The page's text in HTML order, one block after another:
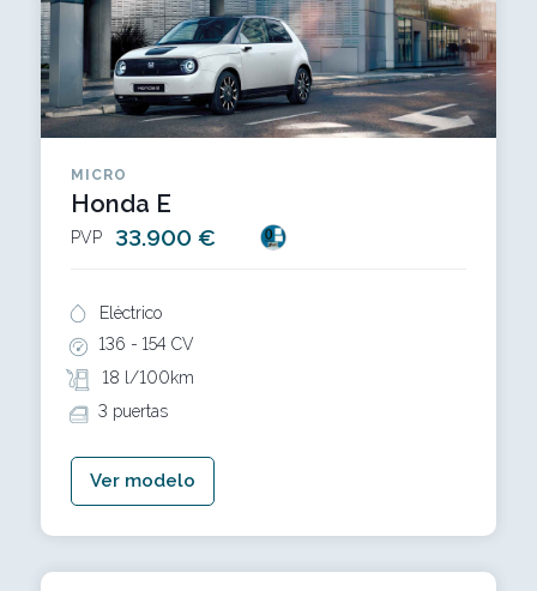
MICRO
Honda E
PVP 33.900 €
Eléctrico
136 - 154 CV
18 l/100km
3 puertas
Ver modelo